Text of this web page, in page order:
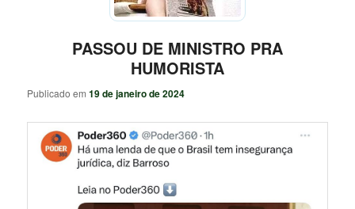
PASSOU DE MINISTRO PRA
HUMORISTA
Publicado em19 de janeiro de 2024